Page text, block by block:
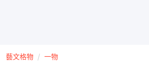
藝文格物 一物